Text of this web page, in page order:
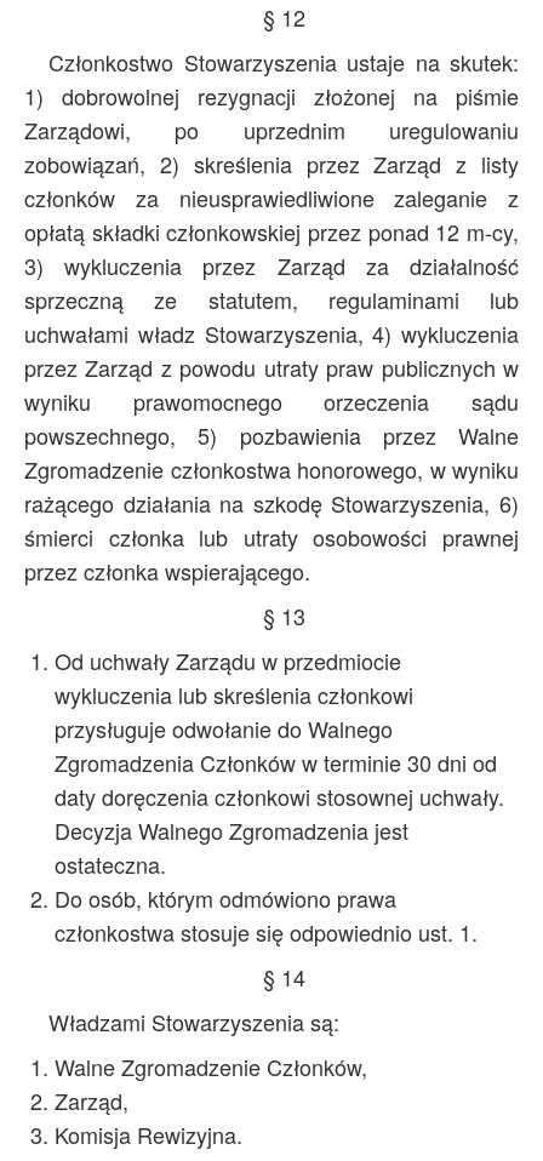
§ 12
Członkostwo Stowarzyszenia ustaje na skutek:
1) dobrowolnej rezygnacji złożonej na piśmie
Zarządowi, po uprzednim uregulowaniu
zobowiązań, 2) skreślenia przez Zarząd z listy
członków za nieusprawiedliwione zaleganie z
opłatą składki członkowskiej przez ponad 12 m-cy,
3) wykluczenia przez Zarząd za działalność
sprzeczną ze statutem, regulaminami lub
uchwałami władz Stowarzyszenia, 4) wykluczenia
przez Zarząd z powodu utraty praw publicznych w
wyniku prawomocnego orzeczenia sądu
powszechnego, 5) pozbawienia przez Walne
Zgromadzenie członkostwa honorowego, w wyniku
rażącego działania na szkodę Stowarzyszenia, 6)
śmierci członka lub utraty osobowości prawnej
przez członka wspierającego.
§ 13
Od uchwały Zarządu w przedmiocie
wykluczenia lub skreślenia członkowi
przysługuje odwołanie do Walnego
Zgromadzenia Członków w terminie 30 dni od
daty doręczenia członkowi stosownej uchwały.
Decyzja Walnego Zgromadzenia jest
ostateczna.
Do osób, którym odmówiono prawa
członkostwa stosuje się odpowiednio ust. 1.
§ 14
Władzami Stowarzyszenia są:
Walne Zgromadzenie Członków,
Zarząd,
Komisja Rewizyjna.